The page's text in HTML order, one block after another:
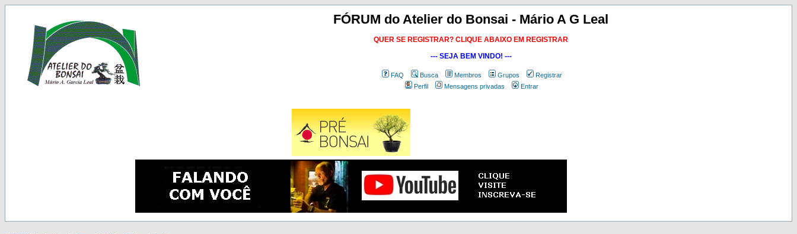
FÓRUM do Atelier do Bonsai - Mário A G Leal
QUER SE REGISTRAR? CLIQUE ABAIXO EM REGISTRAR
--- SEJA BEM VINDO! ---
FAQ Busca Membros Grupos
Registrar
Perfil
Mensagens privadas Entrar